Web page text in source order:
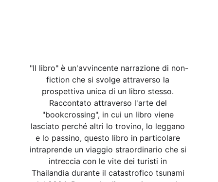
"Il libro" è un'avvincente narrazione di non-
fiction che si svolge attraverso la
prospettiva unica di un libro stesso.
Raccontato attraverso l'arte del
"bookcrossing", in cui un libro viene
lasciato perché altri lo trovino, lo leggano
e lo passino, questo libro in particolare
intraprende un viaggio straordinario che si
intreccia con le vite dei turisti in
Thailandia durante il catastrofico tsunami